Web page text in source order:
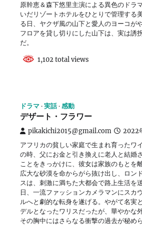
原幹恵＆森下悠里主演による異色のドラ
いだリゾートホテルをひとりで管理する
る日、ヤクザ風の山下と愛人のヨーコが
フロアを貸し切りにした山下は、実は誘
だ。
1,102 total views
ドラマ 実話 感動
デザート・フラワー
pikakichi2015@gmail.com 2022
アフリカの貧しい家庭で生まれ育ったワ
の時、父にお金と引き換えに老人と結婚
ことをきっかけに、彼女は家族のもとを
広大な砂漠を命からがら抜け出し、ロン
スは、刺激に満ちた大都会で路上生活を
日、一流ファッションカメラマンにスカ
ルへと劇的な転身を遂げる。やがて名実
デルとなったワリスだったが、華やかな
その胸中にはさらなる衝撃の過去が秘め